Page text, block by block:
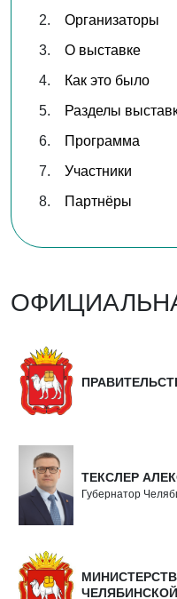
Организаторы
О выставке
Как это было
Разделы
Программа
Участники
Партнёры
ТЕКСЛЕР
Губернатор